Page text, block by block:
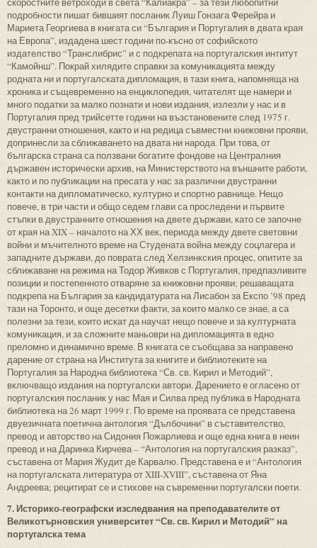
подробности пишат бившият посланик Луиш Гонзага Ферейра и
Мариета Георгиева в книгата си “България и Португалия в двата края
на Европа”, издадена шест години по-късно от софийското
издателство “Транслибрис” и с подкрепата на португалския интитут
“Камойнш”. Покрай хилядите справки за комуникацията между
родната ни и португалската дипломация, в тази книга, напомняща на
хроника и същевременно на енциклопедия, читателят ще намери и
много податки за малко познати и нови издания, излезли у нас и в
Португалия пред трийсетте години на възстановените след 1975 г.
двустранни отношения, както и на редица съвместни книжовни прояви,
допринесли за сближаването на двата ни народа. При това, от
българска страна са ползвани богатите фондове на Централния
държавен исторически архив, на Министерството на външните работи,
както и по публикации на пресата у нас за различни двустранни
контакти на дипломатическо, културно и спортно равнище. Нещо
повече, в три части и общо седем глави са проследени и първите
стъпки в двустранните отношения на двете държави, като се започне
от края на XIX – началото на ХХ век, периода между двете световни
войни и мъчителното време на Студената война между соцлагера и
западните държави, до поврата след Хелзинкския процес, опитите за
сближаване на режима на Тодор Живков с Португалия, предпазливите
позиции и постепенното отваряне за книжовни прояви; решаващата
подкрепа на България за кандидатурата на Лисабон за Експо ’98 пред
тази на Торонто, и още десетки факти, за които малко се знае, а са
полезни за тези, които искат да научат нещо повече и за културната
комуникация, и за сложните маньоври на дипломацията в едно
преломно и динамично време. В книгата се съобщава за направено
дарение от страна на Института за книгите и библиотеките на
Португалия за Народна библиотека “Св. св. Кирил и Методий”,
включващо издания на португалски автори. Дарението е огласено от
португалския посланик у нас Мая и Силва пред публика в Народната
библиотека на 26 март 1999 г. По време на проявата се представена
двуезичната поетична антология “Дълбочини” в съставителство,
превод и авторство на Сидония Пожарлиева и още една книга в неин
превод и на Даринка Кирчева – “Антология на португалския разказ”,
съставена от Мария Жудит де Карвалю. Представена е и “Антология
на португалската литература от XIII-XVIII”, съставена от Яна
Андреева; рецитират се и стихове на съвременни португалски поети.
7. Историко-географски изследвания на преподавателите от
Великотърновския университет “Св. св. Кирил и Методий” на
португалска тема